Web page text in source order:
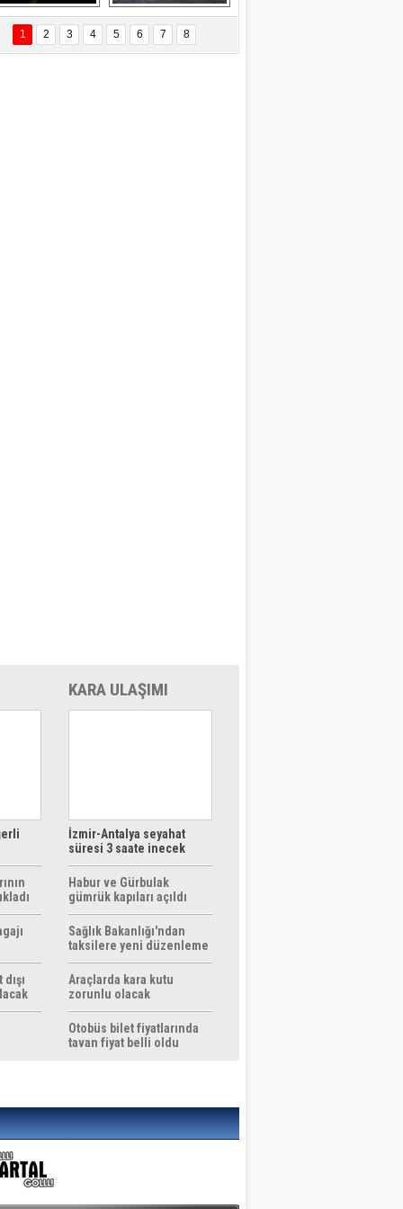
ÖZYANIK
Değişti?
Delta uçağına
yıldırım çarptı
Ford Focus RS
(2015)
1 2 3 4 5 6 7 8
KARA ULAŞIMI
İzmir-Antalya seyahat
süresi 3 saate inecek
Habur ve Gürbulak
gümrük kapıları açıldı
Sağlık Bakanlığı'ndan
taksilere yeni düzenleme
Araçlarda kara kutu
zorunlu olacak
Otobüs bilet fiyatlarında
tavan fiyat belli oldu